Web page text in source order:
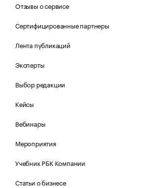
Отзывы о сервисе
Сертифицированные партнеры
Лента публикаций
Эксперты
Выбор редакции
Кейсы
Вебинары
Мероприятия
Учебник РБК Компании
Статьи о бизнесе